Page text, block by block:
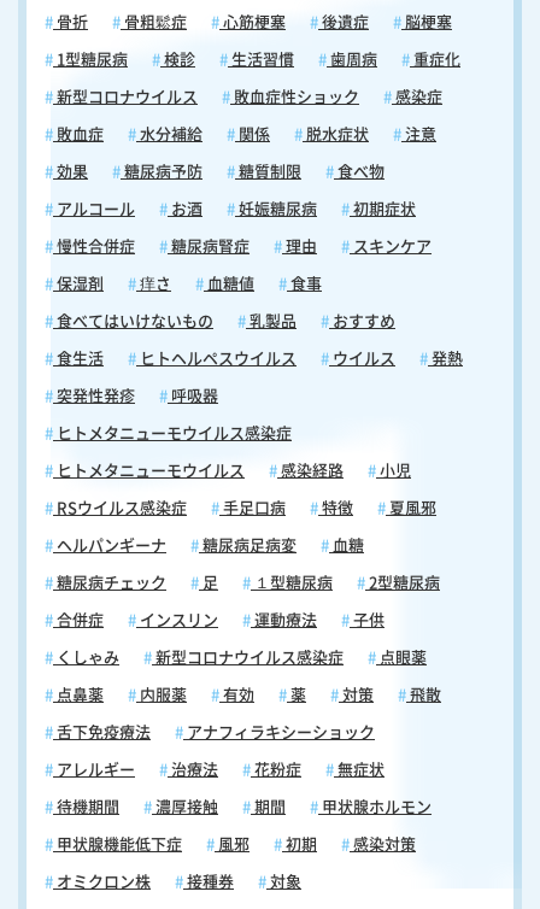
骨折 骨粗鬆症 心筋梗塞 後遺症 脳梗塞
1型糖尿病 検診 生活習慣 歯周病 重症化
新型コロナウイルス 敗血症性ショック 感染症
敗血症 水分補給 関係 脱水症状 注意
効果 糖尿病予防 糖質制限 食べ物
アルコール お酒 妊娠糖尿病 初期症状
慢性合併症 糖尿病腎症 理由 スキンケア
保湿剤 痒さ 血糖値 食事
食べてはいけないもの 乳製品 おすすめ
食生活 ヒトヘルペスウイルス ウイルス 発熱
突発性発疹 呼吸器
ヒトメタニューモウイルス感染症
ヒトメタニューモウイルス 感染経路 小児
RSウイルス感染症 手足口病 特徴 夏風邪
ヘルパンギーナ 糖尿病足病変 血糖
糖尿病チェック 足 １型糖尿病 2型糖尿病
合併症 インスリン 運動療法 子供
くしゃみ 新型コロナウイルス感染症 点眼薬
点鼻薬 内服薬 有効 薬 対策 飛散
舌下免疫療法 アナフィラキシーショック
アレルギー 治療法 花粉症 無症状
待機期間 濃厚接触 期間 甲状腺ホルモン
甲状腺機能低下症 風邪 初期 感染対策
オミクロン株 接種券 対象